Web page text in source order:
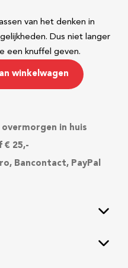
van het denken in
Dus niet langer
een knuffel geven.
winkelwagen
in huis
€ 25,-
Bancontact, PayPal